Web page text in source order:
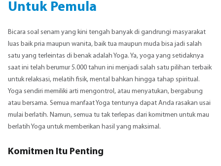
Untuk Pemula
Bicara soal senam yang kini tengah banyak di gandrungi masyarakat
luas baik pria maupun wanita, baik tua maupun muda bisa jadi salah
satu yang terleintas di benak adalah Yoga. Ya, yoga yang setidaknya
saat ini telah berumur 5.000 tahun ini menjadi salah satu pilihan terbaik
untuk relaksasi, melatih fisik, mental bahkan hingga tahap spiritual.
Yoga sendiri memiliki arti mengontrol, atau menyatukan, bergabung
atau bersama. Semua manfaat Yoga tentunya dapat Anda rasakan usai
mulai berlatih. Namun, semua tu tak terlepas dari komitmen untuk mau
berlatih Yoga untuk memberikan hasil yang maksimal.
Komitmen Itu Penting